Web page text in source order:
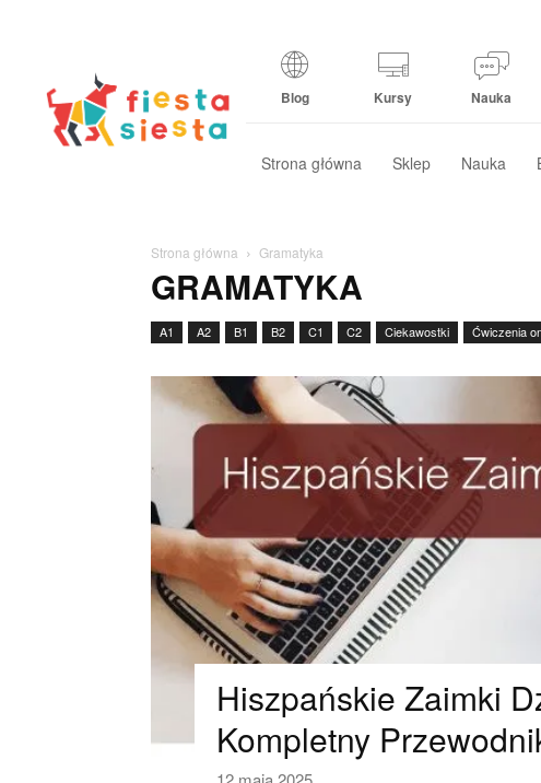
Blog Kursy Nauka
Strona główna Sklep Nauka
Strona główna Gramatyka
GRAMATYKA
A1 A2 B1 B2 C1 C2 Ciekawostki Ćwiczenia
Hiszpańskie Zaimki
Kompletny
Hiszpański kubek – Zawijas Arabesco
Dodaj do koszyka